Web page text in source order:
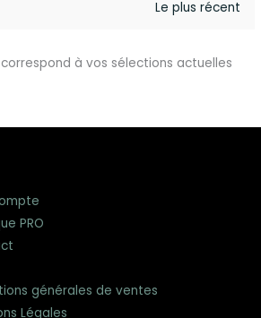
à vos sélections actuelles
PRO
générales de ventes
Légales